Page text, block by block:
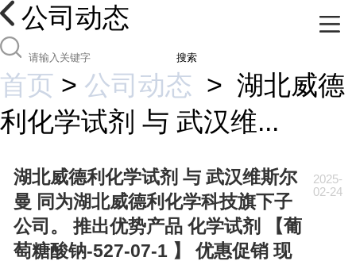
公司动态
搜索
首页 > 公司动态 > 湖北威德
利化学试剂 与 武汉维...
湖北威德利化学试剂 与 武汉维斯尔
曼 同为湖北威德利化学科技旗下子
公司。 推出优势产品 化学试剂 【葡
萄糖酸钠-527-07-1 】 优惠促销 现
2025-
02-24